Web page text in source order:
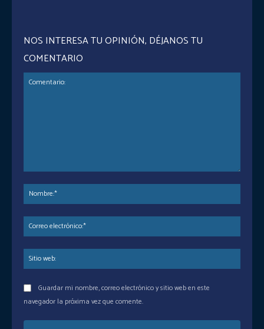
NOS INTERESA TU OPINIÓN, DÉJANOS TU
COMENTARIO
web:
Guardar mi nombre, correo electrónico y sitio web en este
navegador la próxima vez que comente.